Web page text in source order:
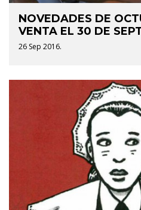
NOVEDADES DE
VENTA EL 30 DE
26 Sep 2016.